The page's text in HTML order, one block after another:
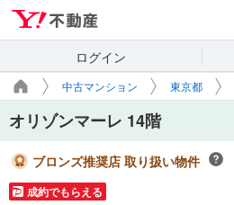
ログイン
中古マンション 東京都
オリゾンマーレ 14階
ブロンズ推奨店 取り扱い物件
成約でもらえる